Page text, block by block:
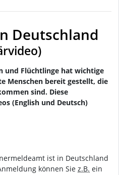
Deutschland
und Flüchtlinge hat wichtige
Menschen bereit gestellt, die
sind. Diese
(English und Deutsch)
ist in Deutschland
können Sie z.B. ein